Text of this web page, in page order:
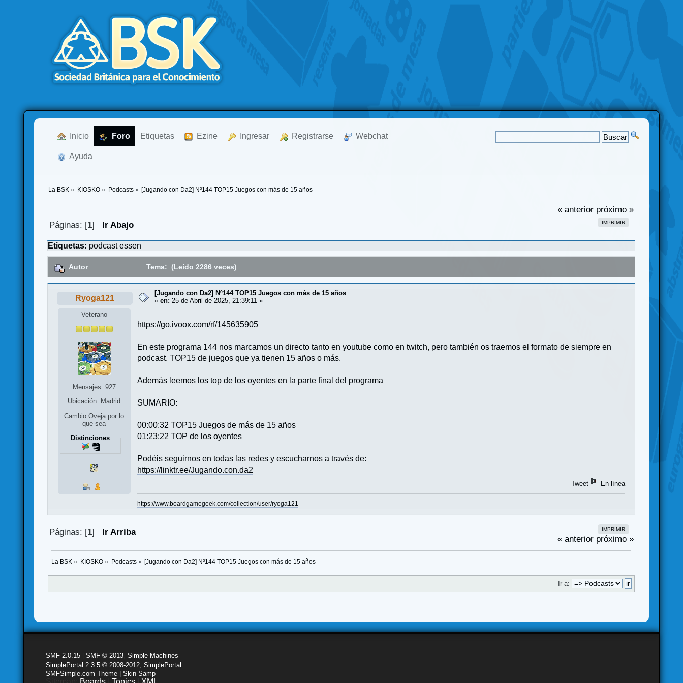
Inicio Foro Etiquetas Ezine Ingresar Registrarse Webchat
Ayuda
La BSK » KIOSKO» Podcasts» [Jugando con Da2] Nº144 TOP15 Juegos con más de 15 años
« anterior próximo »
IMPRIMIR
Páginas: [1] Ir Abajo
Etiquetas: podcast essen
Autor Tema: (Leído 2286 veces)
Ryoga121
Veterano
Mensajes: 927
Ubicación: Madrid
Cambio Oveja por lo
que sea
Distinciones
[Jugando con Da2] Nº144 TOP15 Juegos con más de 15 años
«en: 25 de Abril de 2025, 21:39:11 »
https://go.ivoox.com/rf/145635905
En este programa 144 nos marcamos un directo tanto en youtube como en twitch, pero también os traemos el formato de siempre en
podcast. TOP15 de juegos que ya tienen 15 años o más.
Además leemos los top de los oyentes en la parte final del programa
SUMARIO:
00:00:32 TOP15 Juegos de más de 15 años
01:23:22 TOP de los oyentes
Podéis seguirnos en todas las redes y escucharnos a través de:
https://linktr.ee/Jugando.con.da2
Tweet En línea
https://www.boardgamegeek.com/collection/user/ryoga121
IMPRIMIR
Páginas: [1] Ir Arriba
« anterior próximo »
La BSK » KIOSKO» Podcasts» [Jugando con Da2] Nº144 TOP15 Juegos con más de 15 años
Ir a:
SMF 2.0.15 |SMF © 2013 ,Simple Machines
SimplePortal 2.3.5 © 2008-2012, SimplePortal
SMFSimple.com Theme | Skin Samp